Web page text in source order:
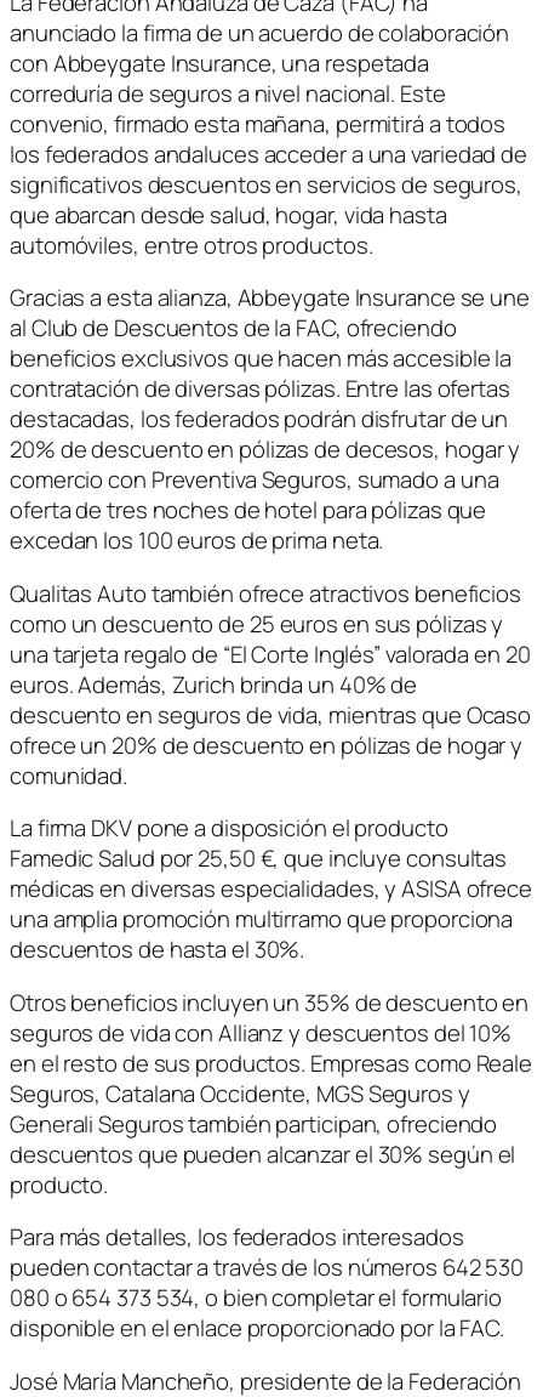
anunciado la firma de un acuerdo de colaboración
con Abbeygate Insurance, una respetada
correduría de seguros a nivel nacional. Este
convenio, firmado esta mañana, permitirá a todos
los federados andaluces acceder a una variedad de
significativos descuentos en servicios de seguros,
que abarcan desde salud, hogar, vida hasta
automóviles, entre otros productos.
Gracias a esta alianza, Abbeygate Insurance se une
al Club de Descuentos de la FAC, ofreciendo
beneficios exclusivos que hacen más accesible la
contratación de diversas pólizas. Entre las ofertas
destacadas, los federados podrán disfrutar de un
20% de descuento en pólizas de decesos, hogar y
comercio con Preventiva Seguros, sumado a una
oferta de tres noches de hotel para pólizas que
excedan los 100 euros de prima neta.
Qualitas Auto también ofrece atractivos beneficios
como un descuento de 25 euros en sus pólizas y
una tarjeta regalo de “El Corte Inglés” valorada en 20
euros. Además, Zurich brinda un 40% de
descuento en seguros de vida, mientras que Ocaso
ofrece un 20% de descuento en pólizas de hogar y
comunidad.
La firma DKV pone a disposición el producto
Famedic Salud por 25,50 €, que incluye consultas
médicas en diversas especialidades, y ASISA ofrece
una amplia promoción multirramo que proporciona
descuentos de hasta el 30%.
Otros beneficios incluyen un 35% de descuento en
seguros de vida con Allianz y descuentos del 10%
en el resto de sus productos. Empresas como Reale
Seguros, Catalana Occidente, MGS Seguros y
Generali Seguros también participan, ofreciendo
descuentos que pueden alcanzar el 30% según el
producto.
Para más detalles, los federados interesados
pueden contactar a través de los números 642 530
080 o 654 373 534, o bien completar el formulario
disponible en el enlace proporcionado por la FAC.
José María Mancheño, presidente de la Federación